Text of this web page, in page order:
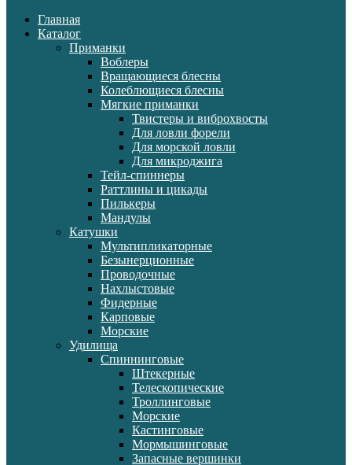
Главная
Каталог
Приманки
Воблеры
Вращающиеся блесны
Колеблющиеся блесны
Мягкие приманки
Твистеры и виброхвосты
Для ловли форели
Для морской ловли
Для микроджига
Тейл-спиннеры
Раттлины и цикады
Пилькеры
Мандулы
Катушки
Мультипликаторные
Безынерционные
Проводочные
Нахлыстовые
Фидерные
Карповые
Морские
Удилища
Спиннинговые
Штекерные
Телескопические
Троллинговые
Морские
Кастинговые
Мормышинговые
Запасные вершинки